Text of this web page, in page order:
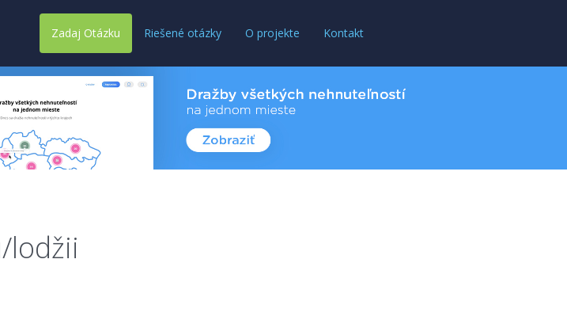
Zadaj Otázku Riešené otázky O projekte Kontakt
lodžii